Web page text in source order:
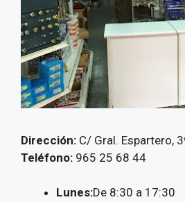
Dirección: C/ Gral. Espartero,
Teléfono: 965 25 68 44
Lunes:De 8:30 a 17:30